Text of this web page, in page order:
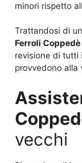
minori rispetto
Trattandosi di
Ferroli Coppedè
revisione di tutti
provvedono alla
vecchi